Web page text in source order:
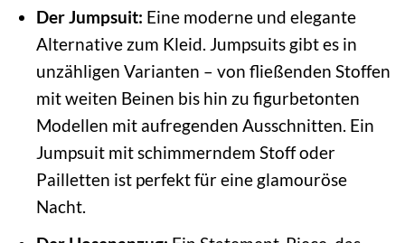
Der Jumpsuit: Eine moderne und elegante
Alternative zum Kleid. Jumpsuits gibt es in
unzähligen Varianten – von fließenden Stoffen
mit weiten Beinen bis hin zu figurbetonten
Modellen mit aufregenden Ausschnitten. Ein
Jumpsuit mit schimmerndem Stoff oder
Pailletten ist perfekt für eine glamouröse
Nacht.